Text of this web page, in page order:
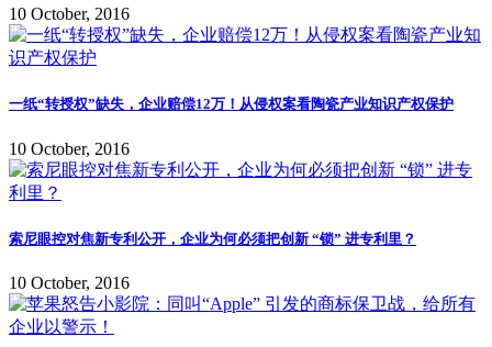
10 October, 2016
一纸“转授权”缺失，企业赔偿12万！从侵权案看陶瓷产业知识产权保护
10 October, 2016
索尼眼控对焦新专利公开，企业为何必须把创新 “锁” 进专利里？
10 October, 2016